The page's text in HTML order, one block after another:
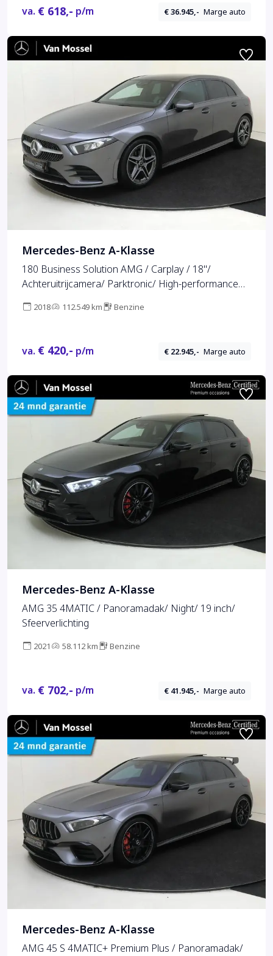
va. € 618,- p/m € 36.945,- Marge auto
Mercedes-Benz A-Klasse
180 Business Solution AMG / Carplay / 18"/
Achteruitrijcamera/ Parktronic/ High-performance
2018 112.549 km Benzine
va. € 420,- p/m € 22.945,- Marge auto
Mercedes-Benz A-Klasse
AMG 35 4MATIC / Panoramadak/ Night/ 19 inch/
Sfeerverlichting
2021 58.112 km Benzine
va. € 702,- p/m € 41.945,- Marge auto
Mercedes-Benz A-Klasse
AMG 45 S 4MATIC+ Premium Plus / Panoramadak/